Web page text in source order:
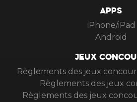
APPS
iPhone/iPad
Android
JEUX
Règlements des jeux
Règlements des jeux
Règlements des jeux